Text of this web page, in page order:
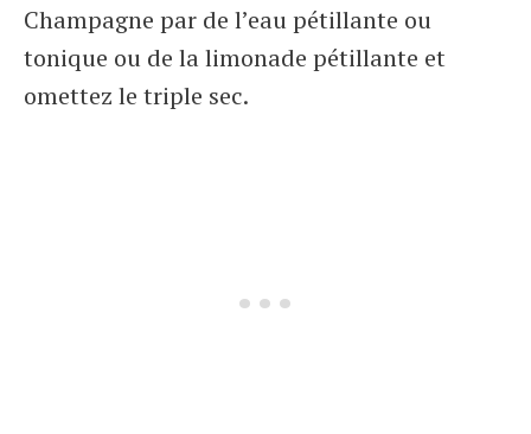
Champagne par de l’eau pétillante ou
tonique ou de la limonade pétillante et
omettez le triple sec.